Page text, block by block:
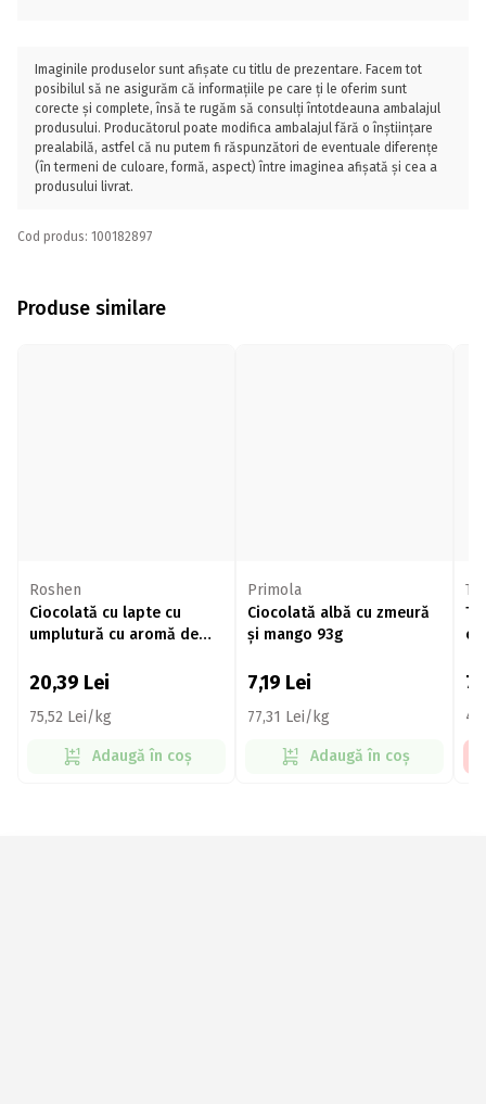
Imaginile produselor sunt afișate cu titlu de prezentare. Facem tot
posibilul să ne asigurăm că informațiile pe care ți le oferim sunt
corecte și complete, însă te rugăm să consulți întotdeauna ambalajul
produsului. Producătorul poate modifica ambalajul fără o înștiințare
prealabilă, astfel că nu putem fi răspunzători de eventuale diferențe
(în termeni de culoare, formă, aspect) între imaginea afișată și cea a
produsului livrat.
Cod produs: 100182897
Produse similare
Roshen
Ciocolată cu lapte cu
umplutură cu aromă de
20,39 Lei
75,52 Lei/kg
Adaugă în coș
Primola
Ciocolată albă cu zmeură
și mango 93g
7,19 Lei
77,31 Lei/kg
Adaugă în coș